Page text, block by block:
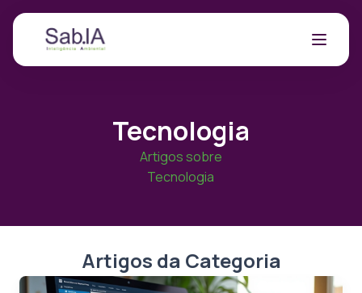
Tecnologia
Artigos sobre
Tecnologia
Artigos da Categoria